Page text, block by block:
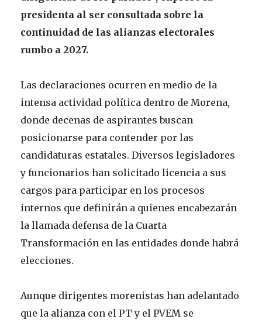
presidenta al ser consultada sobre la
continuidad de las alianzas electorales
rumbo a 2027.
Las declaraciones ocurren en medio de la
intensa actividad política dentro de Morena,
donde decenas de aspirantes buscan
posicionarse para contender por las
candidaturas estatales. Diversos legisladores
y funcionarios han solicitado licencia a sus
cargos para participar en los procesos
internos que definirán a quienes encabezarán
la llamada defensa de la Cuarta
Transformación en las entidades donde habrá
elecciones.
Aunque dirigentes morenistas han adelantado
que la alianza con el PT y el PVEM se